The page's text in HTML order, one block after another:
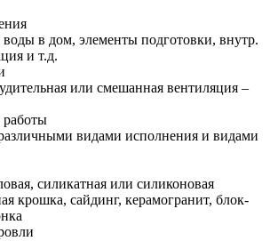
воды в дом, элементы подготовки, внутр.
и т.д.
или смешанная вентиляция –
видами исполнения и видами
силикатная или силиконовая
крошка, сайдинг, керамогранит, блок-